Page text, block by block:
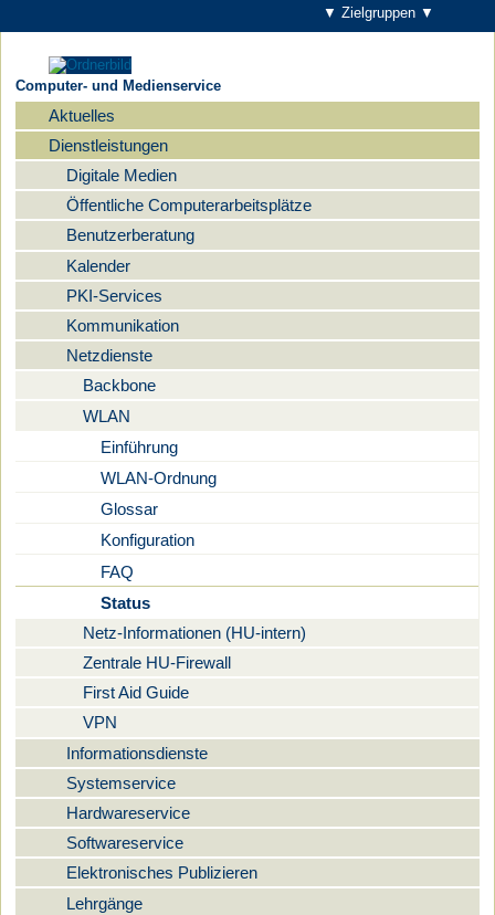
▼ Zielgruppen ▼
Computer- und Medienservice
Navigation
Aktuelles
Dienstleistungen
Digitale Medien
Öffentliche Computerarbeitsplätze
Benutzerberatung
Kalender
PKI-Services
Kommunikation
Netzdienste
Backbone
WLAN
Einführung
WLAN-Ordnung
Glossar
Konfiguration
FAQ
Status
Netz-Informationen (HU-intern)
Zentrale HU-Firewall
First Aid Guide
VPN
Informationsdienste
Systemservice
Hardwareservice
Softwareservice
Elektronisches Publizieren
Lehrgänge